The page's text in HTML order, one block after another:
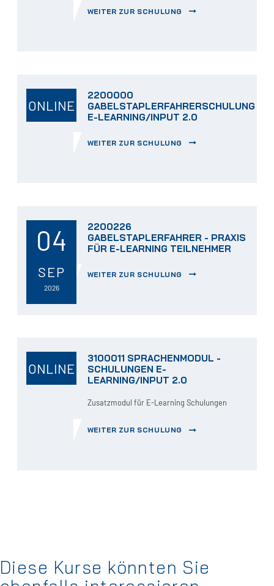
WEITER ZUR SCHULUNG
ONLINE
2200000
GABELSTAPLERFAHRERSCHULUNG
E-LEARNING/INPUT 2.0
WEITER ZUR SCHULUNG
04
SEP
2026
2200226
GABELSTAPLERFAHRER - PRAXIS
FÜR E-LEARNING TEILNEHMER
WEITER ZUR SCHULUNG
ONLINE
3100011 SPRACHENMODUL -
SCHULUNGEN E-
LEARNING/INPUT 2.0
Zusatzmodul für E-Learning Schulungen
WEITER ZUR SCHULUNG
Diese Kurse könnten Sie